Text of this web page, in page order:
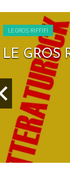
LE GROS RIFFIFI
LE GROS